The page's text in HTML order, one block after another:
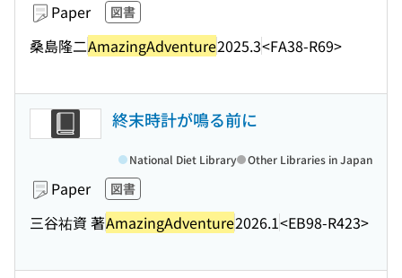
Paper 図書
桑島隆二AmazingAdventure2025.3<FA38-R69>
終末時計が鳴る前に
Paper 図書
三谷祐資 著AmazingAdventure2026.1<EB98-R423>
National Diet Library Other Libraries in Japan